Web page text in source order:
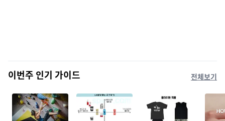
이번주 인기 가이드 전체보기